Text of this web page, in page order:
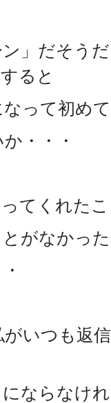
」だそう
ると
って初め
・・・
てくれた
がなかっ
いつも返
ならなけ